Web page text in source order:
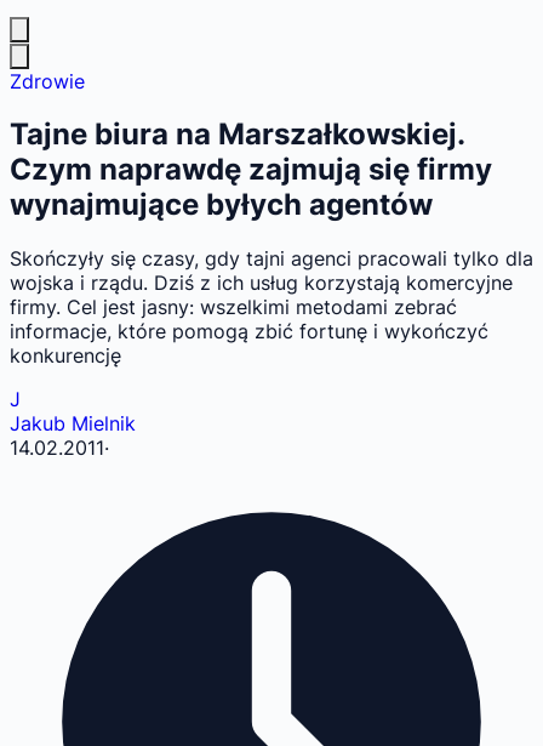
Zdrowie
Tajne biura na Marszałkowskiej.
Czym naprawdę zajmują się firmy
wynajmujące byłych agentów
Skończyły się czasy, gdy tajni agenci pracowali tylko dla
wojska i rządu. Dziś z ich usług korzystają komercyjne
firmy. Cel jest jasny: wszelkimi metodami zebrać
informacje, które pomogą zbić fortunę i wykończyć
konkurencję
J
Jakub Mielnik
14.02.2011·